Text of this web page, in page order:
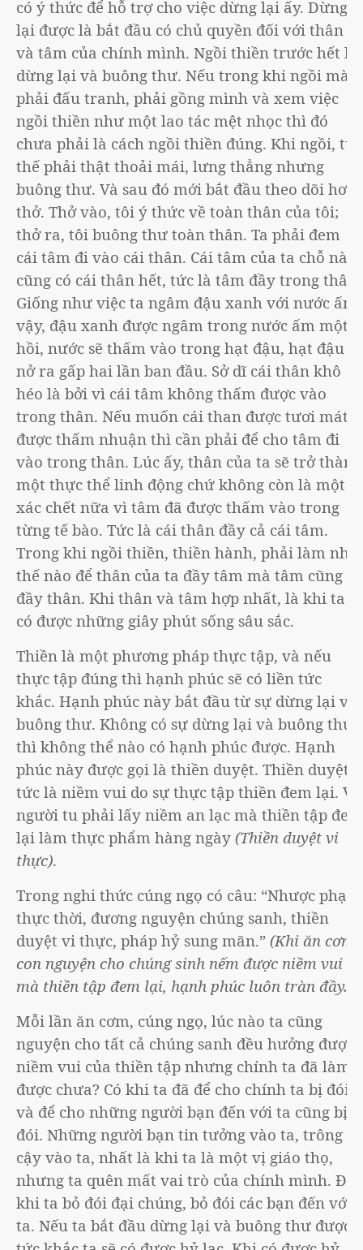
có ý thức để hỗ trợ cho việc dừng lại ấy. Dừng
lại được là bắt đầu có chủ quyền đối với thân
và tâm của chính mình. Ngồi thiền trước hết là
dừng lại và buông thư. Nếu trong khi ngồi mà
phải đấu tranh, phải gồng mình và xem việc
ngồi thiền như một lao tác mệt nhọc thì đó
chưa phải là cách ngồi thiền đúng. Khi ngồi, tư
thế phải thật thoải mái, lưng thẳng nhưng
buông thư. Và sau đó mới bắt đầu theo dõi hơi
thở. Thở vào, tôi ý thức về toàn thân của tôi;
thở ra, tôi buông thư toàn thân. Ta phải đem
cái tâm đi vào cái thân. Cái tâm của ta chỗ nào
cũng có cái thân hết, tức là tâm đầy trong thân.
Giống như việc ta ngâm đậu xanh với nước ấm
vậy, đậu xanh được ngâm trong nước ấm một
hồi, nước sẽ thấm vào trong hạt đậu, hạt đậu sẽ
nở ra gấp hai lần ban đầu. Sở dĩ cái thân khô
héo là bởi vì cái tâm không thấm được vào
trong thân. Nếu muốn cái than được tươi mát,
được thấm nhuận thì cần phải để cho tâm đi
vào trong thân. Lúc ấy, thân của ta sẽ trở thành
một thực thể linh động chứ không còn là một
xác chết nữa vì tâm đã được thấm vào trong
từng tế bào. Tức là cái thân đầy cả cái tâm.
Trong khi ngồi thiền, thiền hành, phải làm như
thế nào để thân của ta đầy tâm mà tâm cũng
đầy thân. Khi thân và tâm hợp nhất, là khi ta
có được những giây phút sống sâu sắc.
Thiền là một phương pháp thực tập, và nếu
thực tập đúng thì hạnh phúc sẽ có liền tức
khắc. Hạnh phúc này bắt đầu từ sự dừng lại và
buông thư. Không có sự dừng lại và buông thư,
thì không thể nào có hạnh phúc được. Hạnh
phúc này được gọi là thiền duyệt. Thiền duyệt
tức là niềm vui do sự thực tập thiền đem lại. Và
người tu phải lấy niềm an lạc mà thiền tập đem
lại làm thực phẩm hàng ngày (Thiền duyệt vi
thực).
Trong nghi thức cúng ngọ có câu: “Nhược phạn
thực thời, đương nguyện chúng sanh, thiền
duyệt vi thực, pháp hỷ sung mãn.” (Khi ăn cơm,
con nguyện cho chúng sinh nếm được niềm vui
mà thiền tập đem lại, hạnh phúc luôn tràn đầy.)
Mỗi lần ăn cơm, cúng ngọ, lúc nào ta cũng
nguyện cho tất cả chúng sanh đều hưởng được
niềm vui của thiền tập nhưng chính ta đã làm
được chưa? Có khi ta đã để cho chính ta bị đói
và để cho những người bạn đến với ta cũng bị
đói. Những người bạn tin tưởng vào ta, trông
cậy vào ta, nhất là khi ta là một vị giáo thọ,
nhưng ta quên mất vai trò của chính mình. Đôi
khi ta bỏ đói đại chúng, bỏ đói các bạn đến với
ta. Nếu ta bắt đầu dừng lại và buông thư được,